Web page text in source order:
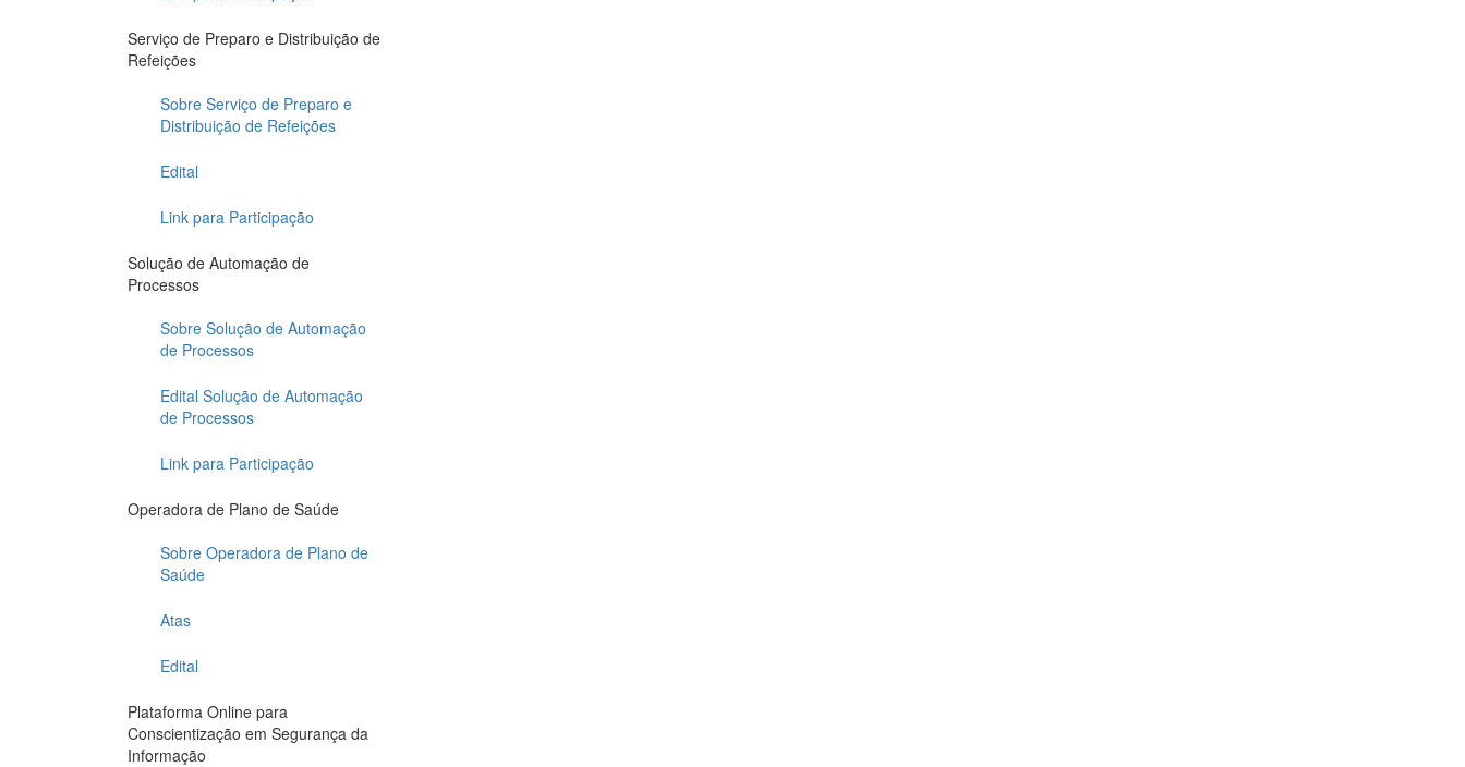
Serviço de Preparo e Distribuição de
Refeições
Sobre Serviço de Preparo e
Distribuição de Refeições
Edital
Link para Participação
Solução de Automação de
Processos
Sobre Solução de Automação
de Processos
Edital Solução de Automação
de Processos
Link para Participação
Operadora de Plano de Saúde
Sobre Operadora de Plano de
Saúde
Atas
Edital
Plataforma Online para
Conscientização em Segurança da
Informação